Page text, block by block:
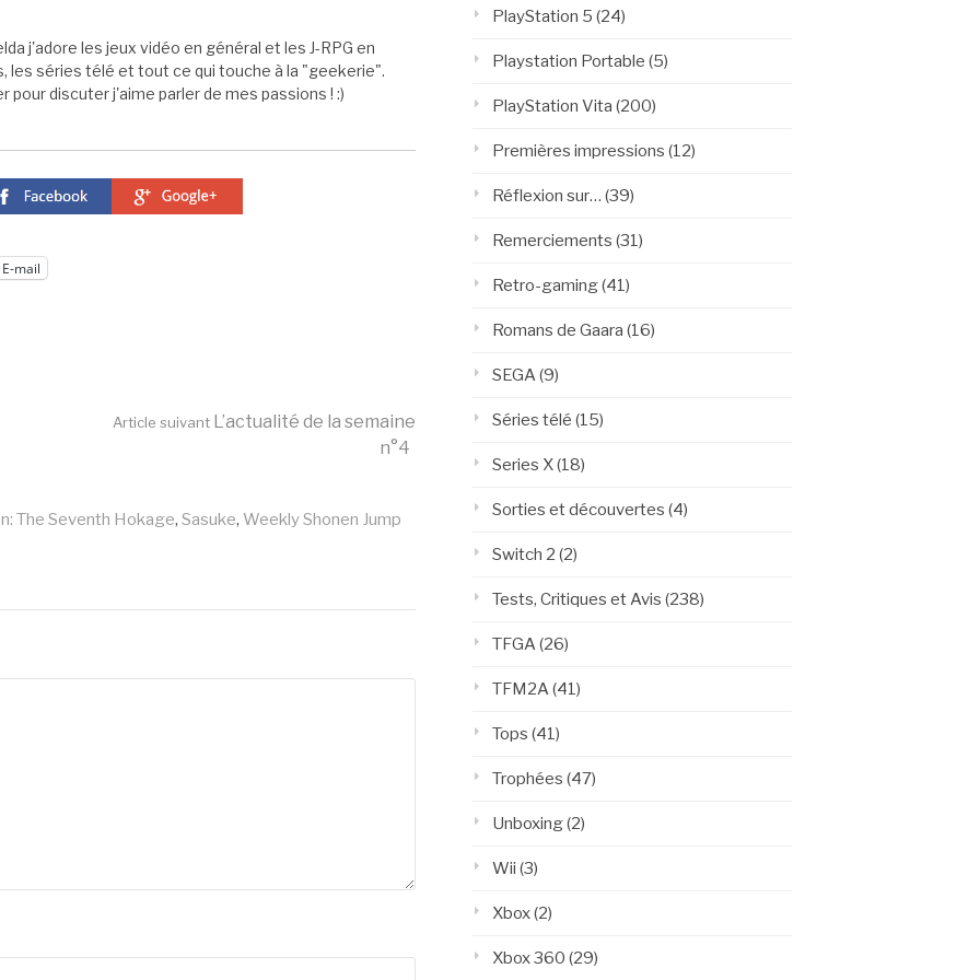
j'adore les jeux vidéo en général et les J-RPG en
les séries télé et tout ce qui touche à la "geekerie".
discuter j'aime parler de mes passions ! :)
E-mail
Article suivant L’actualité de la semaine
n°4
The Seventh Hokage, Sasuke, Weekly Shonen Jump
PlayStation 5 (24)
Playstation Portable (5)
PlayStation Vita (200)
Premières impressions (12)
Réflexion sur… (39)
Remerciements (31)
Retro-gaming(41)
Romans de Gaara (16)
SEGA (9)
Séries télé (15)
Series X(18)
Sorties et découvertes (4)
Switch 2 (2)
Tests, Critiques et Avis (238)
TFGA (26)
TFM2A (41)
Tops (41)
Trophées (47)
Unboxing(2)
Wii (3)
Xbox(2)
Xbox 360 (29)